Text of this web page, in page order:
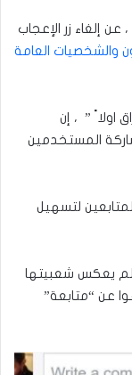
عن إلغاء زر الإعجاب
والشخصيات العامة
اولا ً ” ، إن
المستخدمين
لتسهيل
لم يعكس شعبيتها
عن “متابعة”